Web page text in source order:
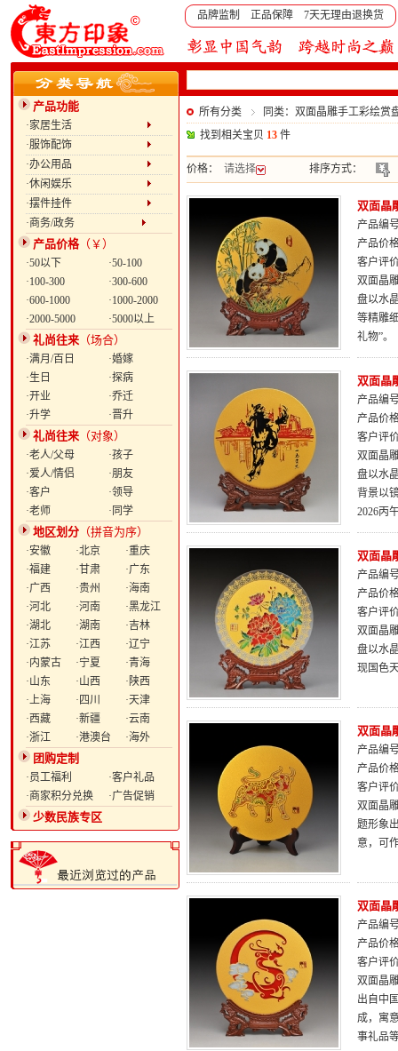
品牌监制 正品保障 7天无理由退换货
产品功能
·家居生活
·服饰配饰
·办公用品
·休闲娱乐
·摆件挂件
·商务/政务
产品价格（￥）
·50以下
·50-100
·100-300
·300-600
·600-1000
·1000-2000
·2000-5000
·5000以上
礼尚往来 （场合）
·满月/百日
·婚嫁
·生日
·探病
·开业
·乔迁
·升学
·晋升
礼尚往来 （对象）
·老人/父母
·孩子
·爱人/情侣
·朋友
·客户
·领导
·老师
·同学
地区划分 （拼音为序）
·安徽 ·北京
·重庆
·福建
·甘肃
·广东
·广西
·贵州
·海南
·河北
·河南
·黑龙江
·湖北
·湖南
·吉林
·江苏
·江西
·辽宁
·内蒙古
·宁夏
·青海
·山东
·山西
·陕西
·上海
·四川
·天津
·西藏
·新疆
·云南
·浙江
·港澳台 ·海外
团购定制
·员工福利
·客户礼品
·商家积分兑换
·广告促销
少数民族专区
所有分类
同类：双面晶雕手工彩绘赏
找到相关宝贝 13 件
价格： 请选择 排序方式：
双面晶
产品编
产品价
客户评
双面晶
盘以水
等精雕
礼物”。
双面晶
产品编
产品价
客户评
双面晶
盘以水
背景以
2026丙
双面晶
产品编
产品价
客户评
双面晶
盘以水
现国色
双面晶
产品编
产品价
客户评
双面晶
题形象
意，可
双面晶
产品编
产品价
客户评
双面晶
出自中
成，寓
事礼品